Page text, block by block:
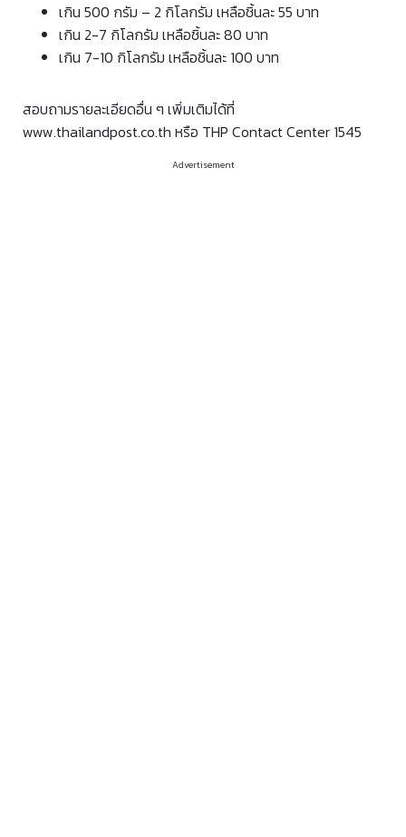
เกิน 500 กรัม – 2 กิโลกรัม เหลือชิ้นละ 55 บาท
เกิน 2-7 กิโลกรัม เหลือชิ้นละ 80 บาท
เกิน 7-10 กิโลกรัม เหลือชิ้นละ 100 บาท
สอบถามรายละเอียดอื่น ๆ เพิ่มเติมได้ที่
www.thailandpost.co.th หรือ THP Contact Center 1545
Advertisement